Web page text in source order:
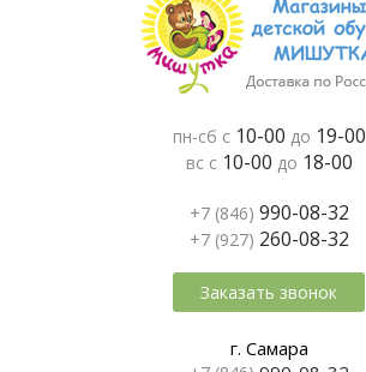
пн-сб с 10-00 до 19-00
вс с 10-00 до 18-00
+7 (846) 990-08-32
+7 (927) 260-08-32
Заказать звонок
г. Самара